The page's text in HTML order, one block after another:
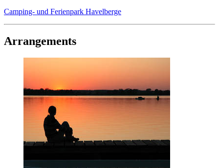
Camping- und Ferienpark Havelberge
Arrangements